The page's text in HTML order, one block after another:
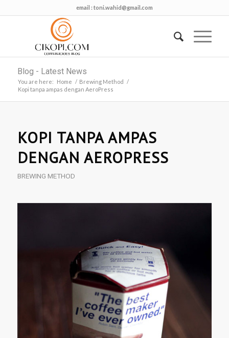
email : toni.wahid@gmail.com
Blog - Latest News
You are here: Home / Brewing Method /
Kopi tanpa ampas dengan AeroPress
KOPI TANPA AMPAS
DENGAN AEROPRESS
BREWING METHOD